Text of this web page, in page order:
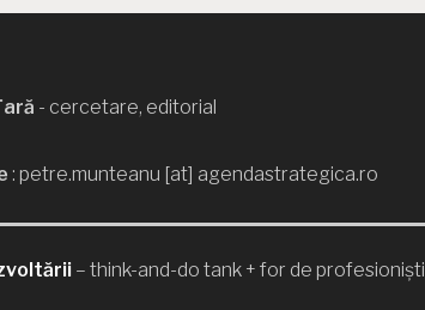
- cercetare, editorial
: petre.munteanu [at] agendastrategica.ro
– think-and-do tank + for de profesioniști